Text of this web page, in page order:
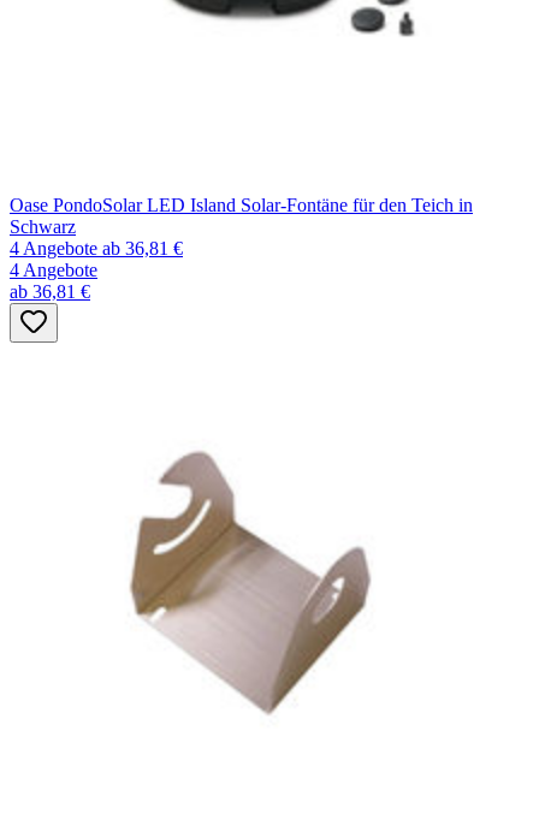
Oase PondoSolar LED Island Solar-Fontäne für den Teich in
Schwarz
4 Angebote ab 36,81 €
4 Angebote
ab 36,81 €